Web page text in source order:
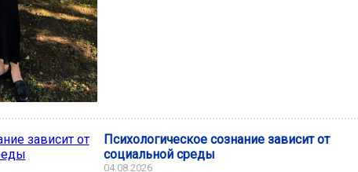
Психологическое сознание зависит от
социальной среды
04.08.2026